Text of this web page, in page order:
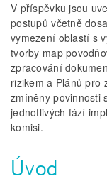
V příspěvku jsou
postupů včetně
vymezení oblastí s
tvorby map
zpracování
rizikem a Plánů pro
zmíněny povinnosti
jednotlivých fází
komisi.
Úvod